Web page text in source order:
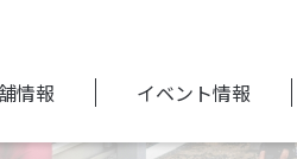
情報 イベント情報